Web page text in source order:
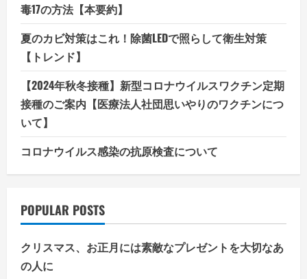
毒17の方法【本要約】
夏のカビ対策はこれ！除菌LEDで照らして衛生対策
【トレンド】
【2024年秋冬接種】新型コロナウイルスワクチン定期
接種のご案内【医療法人社団思いやりのワクチンにつ
いて】
コロナウイルス感染の抗原検査について
POPULAR POSTS
クリスマス、お正月には素敵なプレゼントを大切なあ
の人に